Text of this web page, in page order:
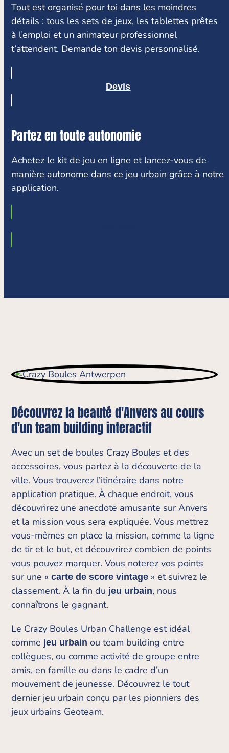
Tout est organisé pour toi dans les moindres
détails : tous les sets de jeux, les tablettes prêtes
à l’emploi et un animateur professionnel
t’attendent. Demande ton devis personnalisé.
Devis
Partez en toute autonomie
Achetez le kit de jeu en ligne et lancez-vous de
manière autonome dans ce jeu urbain grâce à notre
application.
Découvrez la beauté d'Anvers au cours
d'un team building interactif
Avec un set de boules Crazy Boules et des
accessoires, vous partez à la découverte de la
ville. Vous trouverez l’itinéraire dans notre
application pratique. À chaque endroit, vous
découvrirez une anecdote amusante sur Anvers
et la mission vous sera expliquée. Vous mettrez
vous-mêmes en place la mission, comme la ligne
de tir et le but, et découvrirez combien de points
vous pouvez marquer. Vous noterez vos points
sur une «carte de score vintage » et suivrez le
classement. À la fin du jeu urbain, nous
connaîtrons le gagnant.
Le Crazy Boules Urban Challenge est idéal
comme jeu urbain ou team building entre
collègues, ou comme activité de groupe entre
amis, en famille ou dans le cadre d’un
mouvement de jeunesse. Découvrez le tout
dernier jeu urbain conçu par les pionniers des
jeux urbains Geoteam.